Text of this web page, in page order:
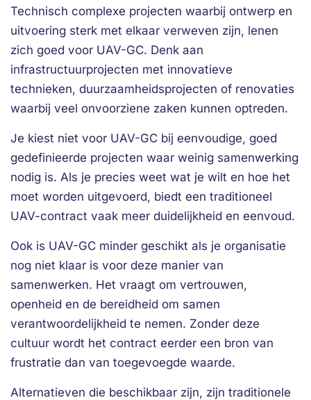
Technisch complexe projecten waarbij ontwerp en
uitvoering sterk met elkaar verweven zijn, lenen
zich goed voor UAV-GC. Denk aan
infrastructuurprojecten met innovatieve
technieken, duurzaamheidsprojecten of renovaties
waarbij veel onvoorziene zaken kunnen optreden.
Je kiest niet voor UAV-GC bij eenvoudige, goed
gedefinieerde projecten waar weinig samenwerking
nodig is. Als je precies weet wat je wilt en hoe het
moet worden uitgevoerd, biedt een traditioneel
UAV-contract vaak meer duidelijkheid en eenvoud.
Ook is UAV-GC minder geschikt als je organisatie
nog niet klaar is voor deze manier van
samenwerken. Het vraagt om vertrouwen,
openheid en de bereidheid om samen
verantwoordelijkheid te nemen. Zonder deze
cultuur wordt het contract eerder een bron van
frustratie dan van toegevoegde waarde.
Alternatieven die beschikbaar zijn, zijn traditionele